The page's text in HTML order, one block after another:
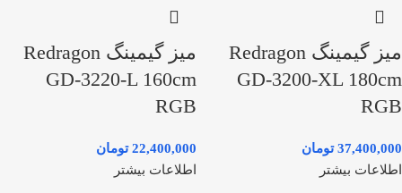
میز گیمینگ Redragon
GD-3200-XL 180cm
RGB
37,400,000 تومان
اطلاعات بیشتر
میز گیمینگ Redragon
GD-3220-L 160cm
RGB
22,400,000 تومان
اطلاعات بیشتر